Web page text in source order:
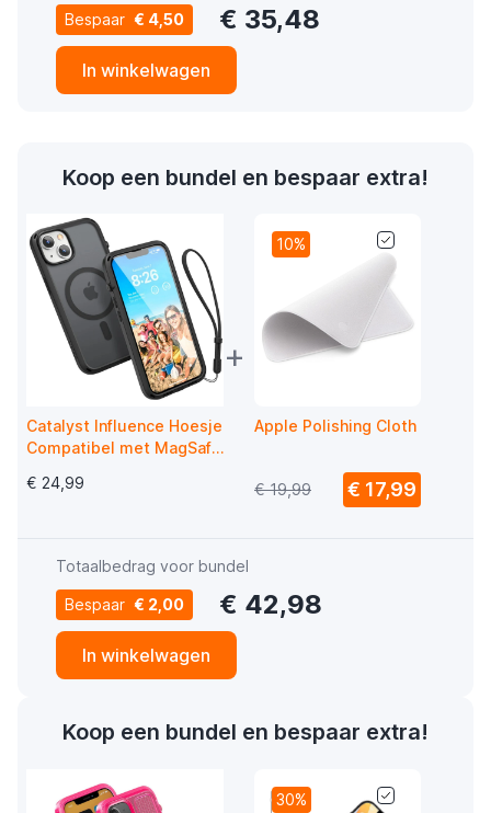
Bespaar € 4,50 € 35,48
In winkelwagen
Koop een bundel en bespaar extra!
Catalyst Influence Hoesje
Compatibel met MagSafe
€ 24,99
+
10%
Apple Polishing Cloth
€ 19,99 € 17,99
Totaalbedrag voor bundel
Bespaar € 2,00 € 42,98
In winkelwagen
Koop een bundel en bespaar extra!
30%